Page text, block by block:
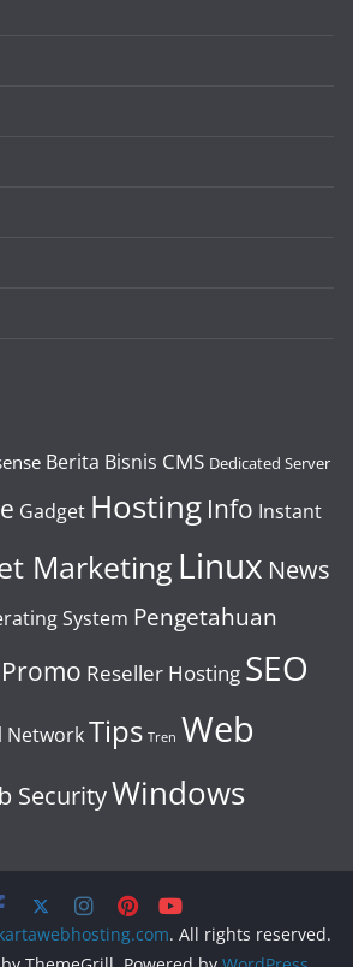
Berita Bisnis CMS Dedicated Server
Gadget Hosting Info Instant
Marketing Linux News
System Pengetahuan
Promo Reseller Hosting SEO
NetworkTips Tren Web
SecurityWindows
. All rights reserved.